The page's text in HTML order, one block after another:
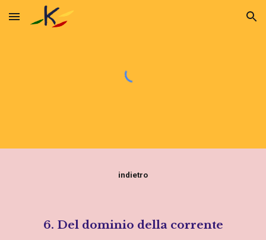
Skip to main content Skip to navigation
indietro
6. Del dominio della corrente